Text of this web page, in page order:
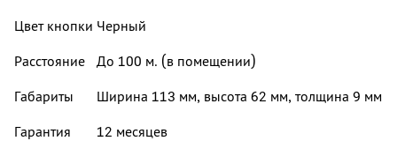
Цвет кнопки Черный
Расстояние
До 100 м. (в помещении)
Габариты
Ширина 113 мм, высота 62 мм, толщина 9 мм
Гарантия
12 месяцев